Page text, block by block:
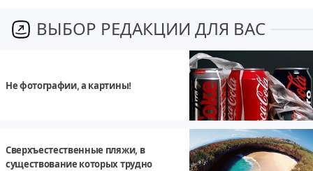
ВЫБОР РЕДАКЦИИ ДЛЯ ВАС
Не фотографии, а картины!
Сверхъестественные пляжи, в
существование которых трудно